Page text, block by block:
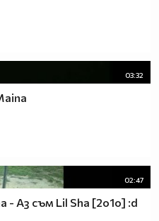
03:32
02:47
- Аз съм Lil Sha [2o1o] :d